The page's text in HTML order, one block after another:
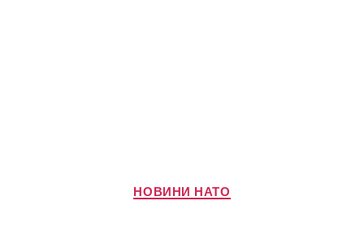
Категорії
НОВИНИ НАТО